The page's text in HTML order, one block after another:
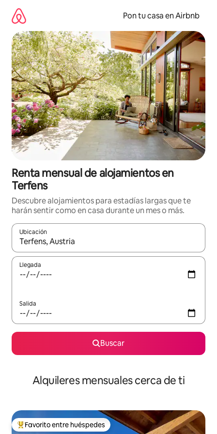
contenido
Pon tu casa en Airbnb
Renta mensual de alojamientos en
Terfens
Descubre alojamientos para estadías largas que te
harán sentir como en casa durante un mes o más.
Ubicación
Cuando los resultados estén disponibles, navega con las
Llegada
Salida
Buscar
Alquileres mensuales cerca de ti
Favorito entre huéspedes preferido
Favorito entre huéspedes